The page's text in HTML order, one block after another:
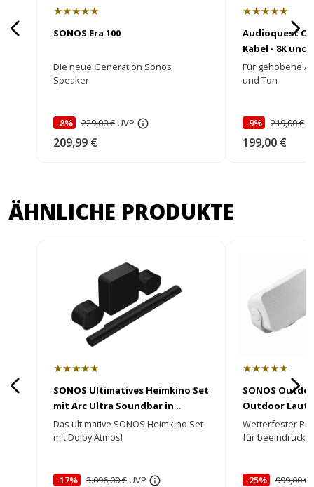
★★★★★
SONOS Era 100
Die neue Generation Sonos
Speaker
-8% 229,00 €UVP
209,99 €
★★★★★
Audioquest
Kabel - 8K und
Für gehobene
und Ton
-9% 219,00 €
199,00 €
ÄHNLICHE PRODUKTE
★★★★★
SONOS Ultimatives Heimkino Set
mit Arc Ultra Soundbar in
schwarz
Das ultimative SONOS Heimkino Set
mit Dolby Atmos!
-17% 3.096,00 €UVP
★★★★★
SONOS
Outdoor
Wetterfester
für
-25% 999,00 €